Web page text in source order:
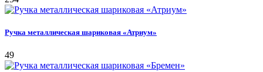
Ручка металлическая шариковая «Атриум»
49